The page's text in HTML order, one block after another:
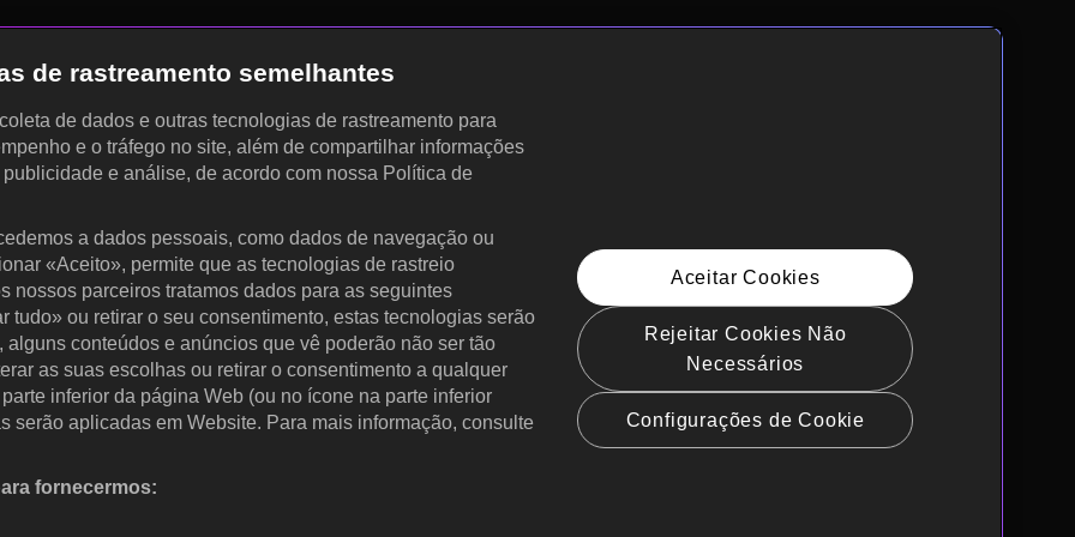
de rastreamento semelhantes
de dados e outras tecnologias de rastreamento para
e o tráfego no site, além de compartilhar informações
e análise, de acordo com nossa Política de
a dados pessoais, como dados de navegação ou
«Aceito», permite que as tecnologias de rastreio
nossos parceiros tratamos dados para as seguintes
ou retirar o seu consentimento, estas tecnologias serão
conteúdos e anúncios que vê poderão não ser tão
as suas escolhas ou retirar o consentimento a qualquer
inferior da página Web (ou no ícone na parte inferior
serão aplicadas em Website. Para mais informação, consulte
fornecermos:
Aceitar Cookies
Rejeitar Cookies Não
Necessários
Configurações de Cookie